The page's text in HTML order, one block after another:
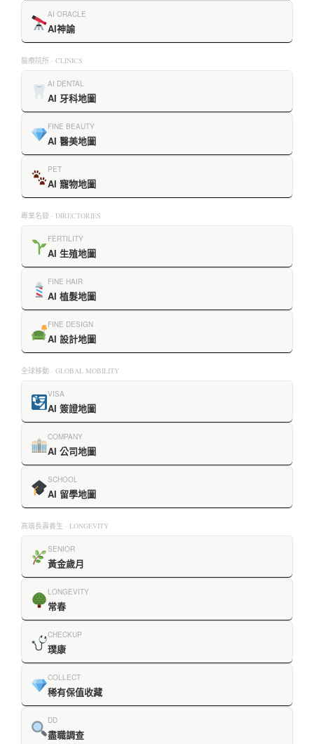
AI ORACLE
AI神諭
醫療院所 · CLINICS
AI DENTAL
AI 牙科地圖
FINE BEAUTY
AI 醫美地圖
PET
AI 寵物地圖
專業名錄 · DIRECTORIES
FERTILITY
AI 生殖地圖
FINE HAIR
AI 植髮地圖
FINE DESIGN
AI 設計地圖
全球移動 · GLOBAL MOBILITY
VISA
AI 簽證地圖
COMPANY
AI 公司地圖
SCHOOL
AI 留學地圖
高端長壽養生 · LONGEVITY
SENIOR
黃金歲月
LONGEVITY
常春
CHECKUP
璞康
COLLECT
稀有保值收藏
DD
盡職調查